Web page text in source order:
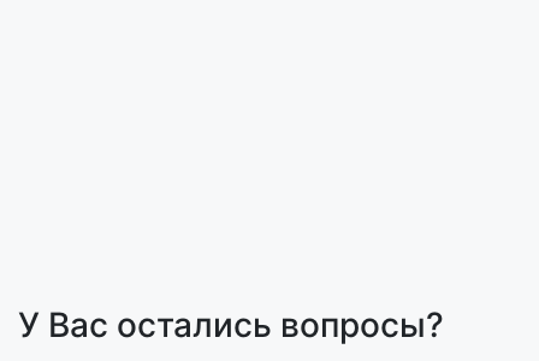
У Вас остались вопросы?